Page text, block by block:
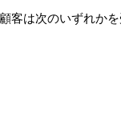
客は次のいずれか